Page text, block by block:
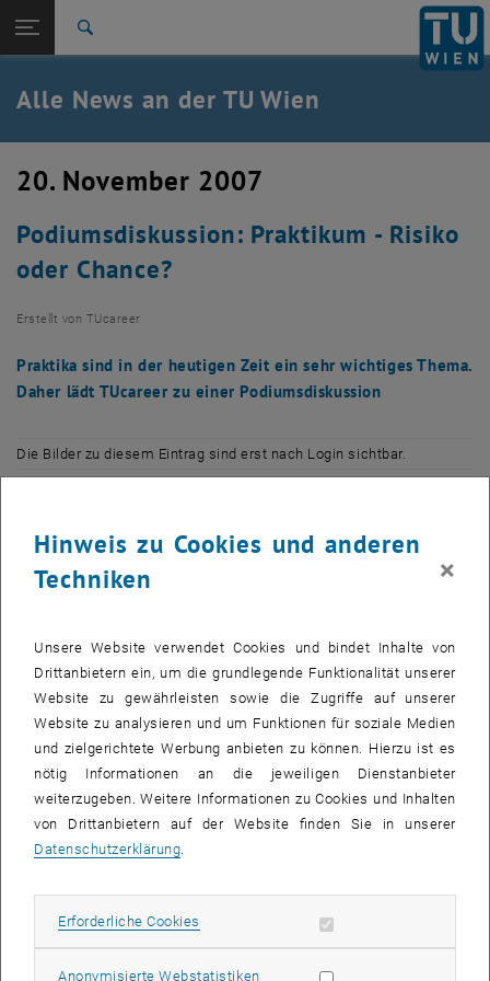
TU Login
Quicklinks
Quicklinks-Menü umschalten
Studium
Karriere
Zurück: Subseiten von TU Wien Startseite auflisten
Zurück zur letzten Ebene:
TU Wien Startseite
Übersicht
Alle News an der TU Wien
20. November 2007
Podiumsdiskussion: Praktikum - Risiko
oder Chance?
Erstellt von TUcareer
Praktika sind in der heutigen Zeit ein sehr wichtiges Thema.
Daher lädt TUcareer zu einer Podiumsdiskussion
Die Bilder zu diesem Eintrag sind erst nach Login sichtbar.
angesprochen:
Worauf muss ich achten, wenn ich PraktikantIn bin?
Darüber diskutieren:
Gertrude Brinek
ÖVP-Wissenschaftssprecherin
Josef Broukal
SPÖ-Wissenschaftssprecher
Michael Kaiser
Geschäftsführer TU Career Center
ÖH-Vorsitzende
Anna Schopf
Plattform Generation Praktikum
Hinweis zu Cookies und anderen
Techniken
×
Unsere Website verwendet Cookies und bindet Inhalte von
Drittanbietern ein, um die grundlegende Funktionalität unserer
Website zu gewährleisten sowie die Zugriffe auf unserer
Website zu analysieren und um Funktionen für soziale Medien
und zielgerichtete Werbung anbieten zu können. Hierzu ist es
nötig Informationen an die jeweiligen Dienstanbieter
weiterzugeben. Weitere Informationen zu Cookies und Inhalten
von Drittanbietern auf der Website finden Sie in unserer
Datenschutzerklärung
Erforderliche Cookies Erforderliche Cookies zulassen
Anonymisierte WebstatistikenStatistik Cookies zulassen